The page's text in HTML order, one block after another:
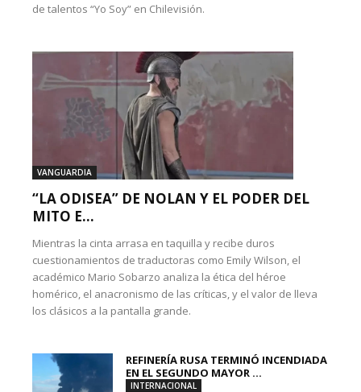
de talentos “Yo Soy” en Chilevisión.
VANGUARDIA
“LA ODISEA” DE NOLAN Y EL PODER DEL
MITO E...
Mientras la cinta arrasa en taquilla y recibe duros
cuestionamientos de traductoras como Emily Wilson, el
académico Mario Sobarzo analiza la ética del héroe
homérico, el anacronismo de las críticas, y el valor de lleva
los clásicos a la pantalla grande.
REFINERÍA RUSA TERMINÓ INCENDIADA
EN EL SEGUNDO MAYOR ...
INTERNACIONAL